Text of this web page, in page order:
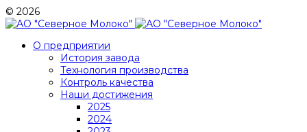
© 2026
О предприятии
История завода
Технология производства
Контроль качества
Наши достижения
2025
2024